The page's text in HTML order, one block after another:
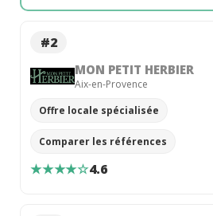
#2
MON PETIT HERBIER
Aix-en-Provence
Offre locale spécialisée
Comparer les références
★★★★☆4.6